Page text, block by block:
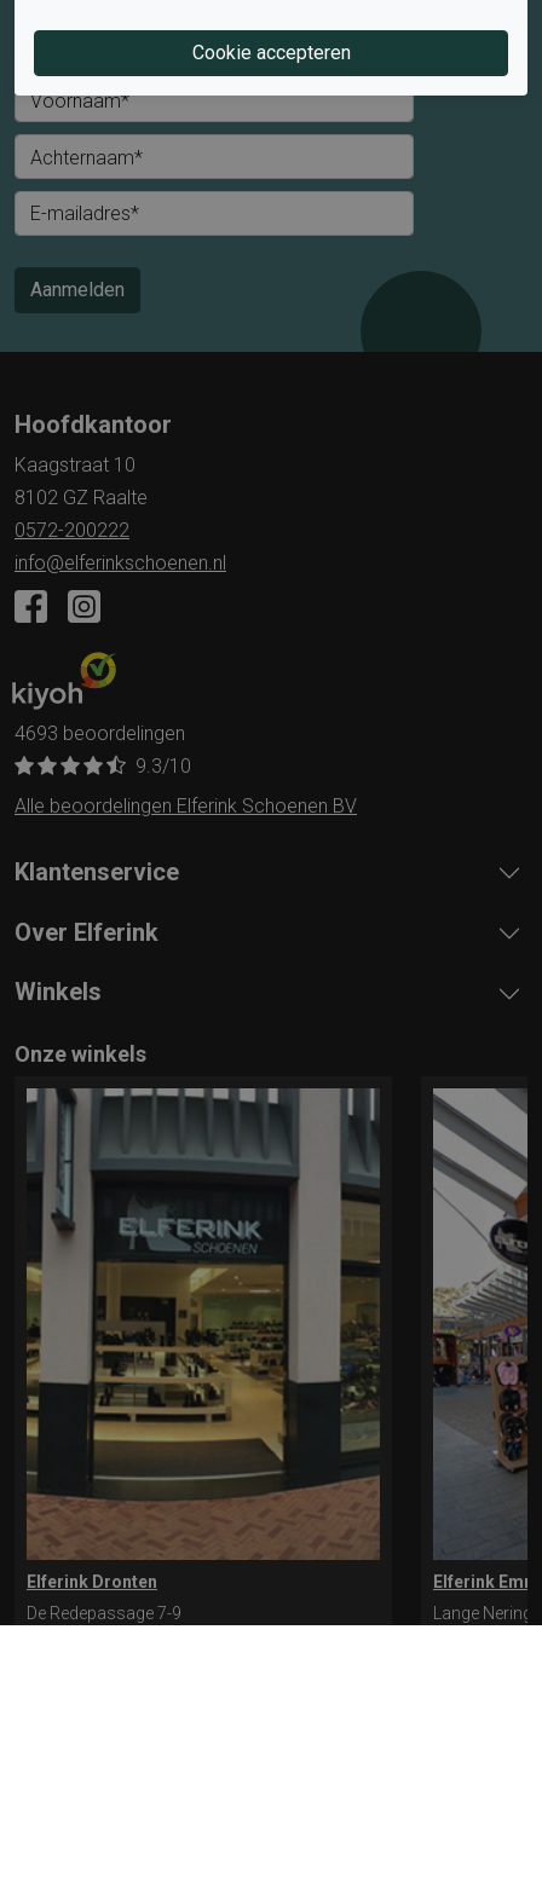
Meneer
Voornaam*
Achternaam*
E-mailadres*
Aanmelden
Hoofdkantoor
Kaagstraat 10
8102 GZ Raalte
0572-200222
info@elferinkschoenen.nl
4693 beoordelingen
9.3/10
Alle beoordelingen Elferink Schoenen BV
Klantenservice
Over Elferink
Winkels
Onze winkels
Elferink Dronten
De Redepassage 7-9
Elferink
Lange Nering